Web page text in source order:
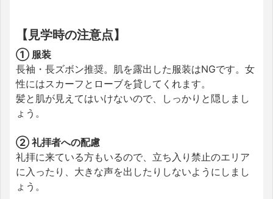
【見学時の注意点】
① 服装
長袖・長ズボン推奨。肌を露出した服装はNGです。女
性にはスカーフとローブを貸してくれます。
髪と肌が見えてはいけないので、しっかりと隠しまし
ょう。
② 礼拝者への配慮
礼拝に来ている方もいるので、立ち入り禁止のエリア
に入ったり、大きな声を出したりしないようにしまし
ょう。